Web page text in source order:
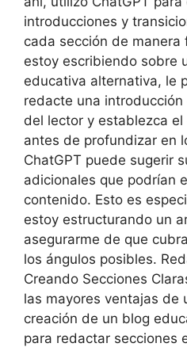
introducciones y
cada sección de manera
estoy escribiendo sobre
educativa alternativa, le
redacte una
del lector y establezca
antes de profundizar en
ChatGPT puede sugerir
adicionales que podrían
contenido. Esto es
estoy estructurando un
asegurarme de que
los ángulos posibles.
Creando Secciones
las mayores ventajas de
creación de un blog
para redactar secciones